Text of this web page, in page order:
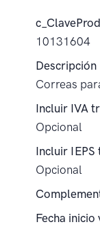
10131604
Descripción
Correas
Incluir IVA
Opcional
Incluir
Opcional
Fecha inicio